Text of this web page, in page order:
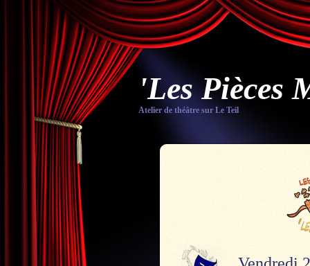
'Les Pièces
Atelier de théâtre sur Le Teil